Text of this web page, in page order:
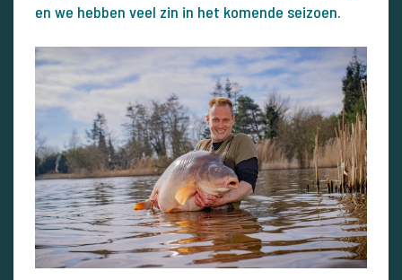
en we hebben veel zin in het komende seizoen.